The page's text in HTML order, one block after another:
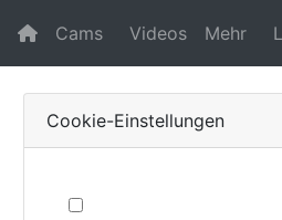
Cams Videos Mehr
Cookie-Einstellungen